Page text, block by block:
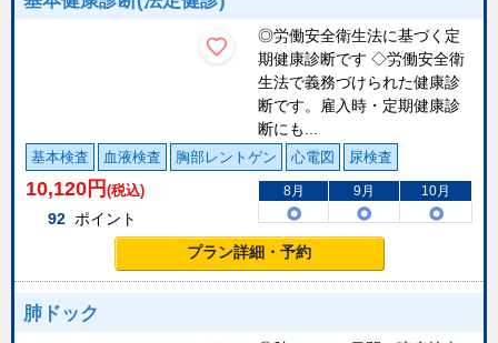
◎労働安全衛生法に基づく定
期健康診断です ◇労働安全衛
生法で義務づけられた健康診
断です。雇入時・定期健康診
断にも...
基本検査 血液検査 胸部レントゲン 心電図 尿検査
10,120 円 (税込)
92 ポイント
8月 9月 10月
プラン詳細・予約
肺ドック